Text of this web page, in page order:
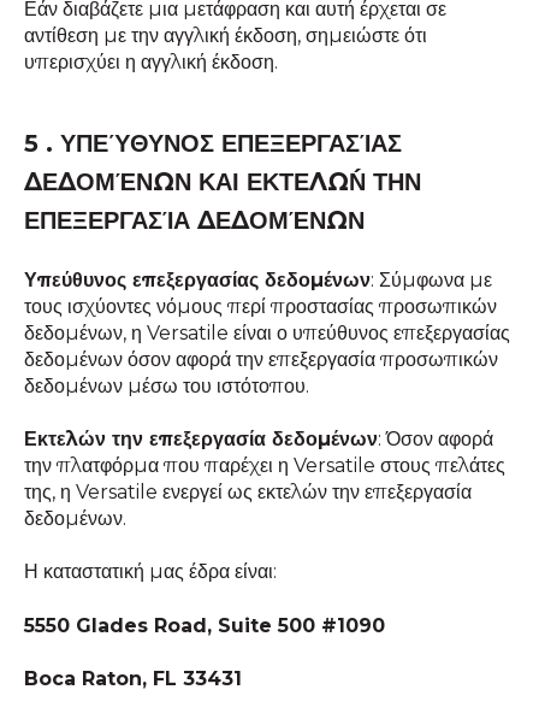
Εάν διαβάζετε μια μετάφραση και αυτή έρχεται σε
αντίθεση με την αγγλική έκδοση, σημειώστε ότι
υπερισχύει η αγγλική έκδοση.
5 . ΥΠΕΎΘΥΝΟΣ ΕΠΕΞΕΡΓΑΣΊΑΣ
ΔΕΔΟΜΈΝΩΝ ΚΑΙ ΕΚΤΕΛΏΝ ΤΗΝ
ΕΠΕΞΕΡΓΑΣΊΑ ΔΕΔΟΜΈΝΩΝ
Υπεύθυνος επεξεργασίας δεδομένων: Σύμφωνα με
τους ισχύοντες νόμους περί προστασίας προσωπικών
δεδομένων, η Versatile είναι ο υπεύθυνος επεξεργασίας
δεδομένων όσον αφορά την επεξεργασία προσωπικών
δεδομένων μέσω του ιστότοπου.
Εκτελών την επεξεργασία δεδομένων: Όσον αφορά
την πλατφόρμα που παρέχει η Versatile στους πελάτες
της, η Versatile ενεργεί ως εκτελών την επεξεργασία
δεδομένων.
Η καταστατική μας έδρα είναι:
5550 Glades Road, Suite 500 #1090
Boca Raton, FL 33431